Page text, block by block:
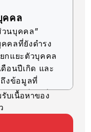
คคล
นบุคคล”
คลที่ยังดำรง
กแยะตัวบุคคล
อนปีเกิด และ
งข้อมูลที่
ารถเทียบเคียง
ยให้สามารถ
บเนื้อหาของ